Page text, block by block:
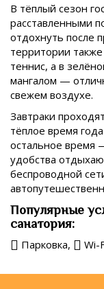
В тёплый сезон
расставленными
отдохнуть после
территории
теннис, а в
мангалом —
свежем воздухе.
Завтраки
тёплое время
остальное время
удобства
беспроводной
Популярные
санатория:
Парковка, Wi-